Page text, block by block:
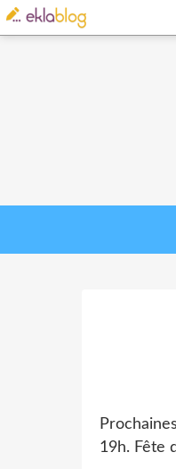
19h. Fête